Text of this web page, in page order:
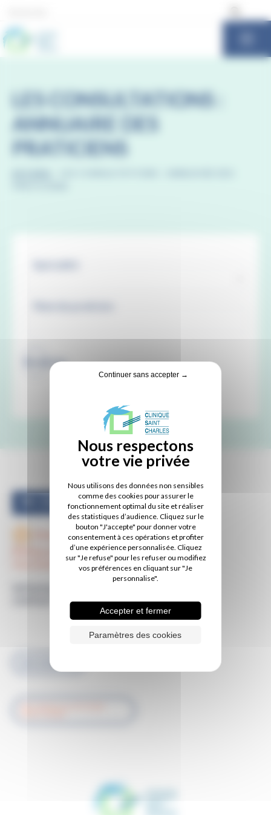
LES CONSULTATIONS :
ANNUAIRE DES
PRATICIENS
Recherche
M. Christian DRUAIS
Kinésithérapie -
Rééducation
fonctionnelle
Conventionné
02 51 44 45 72
Nous utilisons des données non sensibles
comme des cookies pour assurer le
fonctionnement optimal du site et réaliser
des statistiques d’audience. Cliquez sur le
bouton "J'accepte" pour donner votre
consentement à ces opérations et profiter
d’une expérience personnalisée. Cliquez
sur "Je refuse" pour les refuser ou modifiez
vos préférences en cliquant sur "Je
personnalise".
Accepter et fermer
Continuer sans accepter →
Paramètres des cookies